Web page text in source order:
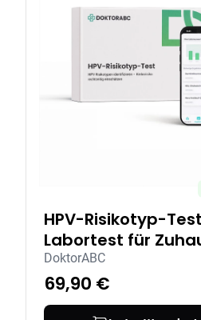
HPV-Risikotyp-Test
Labortest für
DoktorABC
69,90 €